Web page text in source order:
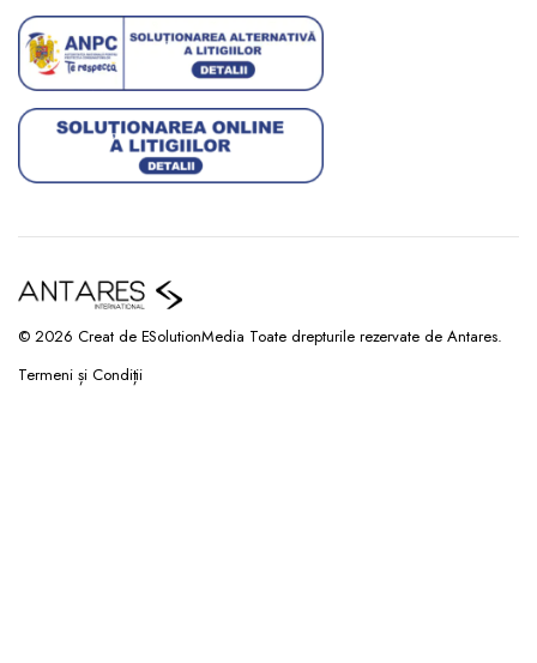
© 2026 Creat de ESolutionMedia Toate drepturile rezervate de Antares.
Termeni și Condiții